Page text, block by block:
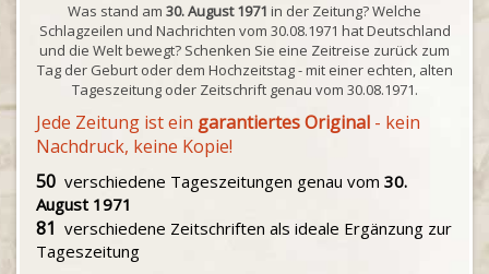
Was stand am 30. August 1971 in der Zeitung? Welche
Schlagzeilen und Nachrichten vom 30.08.1971 hat Deutschland
und die Welt bewegt? Schenken Sie eine Zeitreise zurück zum
Tag der Geburt oder dem Hochzeitstag - mit einer echten, alten
Tageszeitung oder Zeitschrift genau vom 30.08.1971.
Jede Zeitung ist ein garantiertes Original - kein
Nachdruck, keine Kopie!
50 verschiedene Tageszeitungen genau vom 30.
August 1971
81 verschiedene Zeitschriften als ideale Ergänzung zur
Tageszeitung